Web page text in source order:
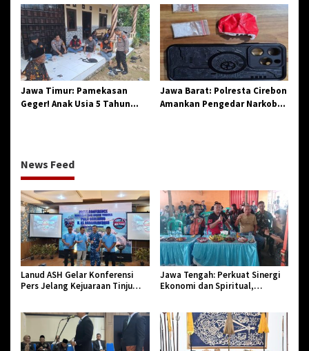
Penegasan Integritas
Aparatur Pendidikan dan
Birokrasi
Sinergi dan Pelestarian
Sejarah
Jawa Timur: Pamekasan
Geger! Anak Usia 5 Tahun
Jawa Barat: Polresta Cirebon
Amankan Pengedar Narkoba
News Feed
Lanud ASH Gelar Konferensi
Pers Jelang Kejuaraan Tinju
Jawa Tengah: Perkuat Sinergi
Ekonomi dan Spiritual,